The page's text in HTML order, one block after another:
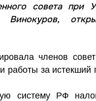
совета
членов
работы за истекший
систему РФ